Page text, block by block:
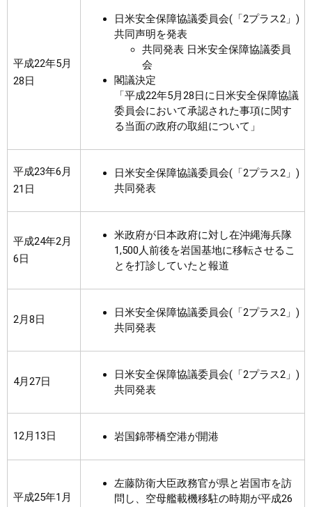
平成22年5月
28日
日米安全保障協議委員会(「2プラス2」)
共同声明を発表
共同発表 日米安全保障協議委員
会
閣議決定
「平成22年5月28日に日米安全保障協議
委員会において承認された事項に関す
る当面の政府の取組について」
平成23年6月
21日
日米安全保障協議委員会(「2プラス2」)
共同発表
平成24年2月
6日
米政府が日本政府に対し在沖縄海兵隊
1,500人前後を岩国基地に移転させるこ
とを打診していたと報道
2月8日
日米安全保障協議委員会(「2プラス2」)
共同発表
4月27日
日米安全保障協議委員会(「2プラス2」)
共同発表
12月13日 岩国錦帯橋空港が開港
平成25年1月
左藤防衛大臣政務官が県と岩国市を訪
問し、空母艦載機移駐の時期が平成26